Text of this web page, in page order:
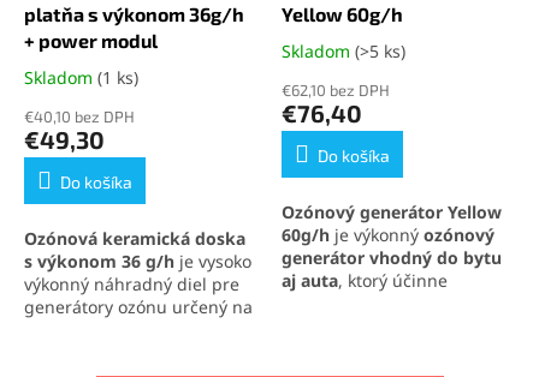
platňa s výkonom 36g/h
+ power modul
Priemerné
produktu
je
5,0
hviezdičiek.
Skladom (1 ks)
€40,10 bez DPH
€49,30
Do košíka
Ozónová keramická doska
s výkonom 36 g/h je vysoko
výkonný náhradný diel pre
generátory ozónu určený na
Yellow 60g/h
Priemerné
produktu
je
5,0
hviezdičiek.
Skladom (>5 ks)
€62,10 bez DPH
€76,40
Do košíka
Ozónový generátor Yellow
60g/h je výkonný ozónový
generátor vhodný do bytu
aj auta, ktorý účinne
časovaču (0 – 60 minút)